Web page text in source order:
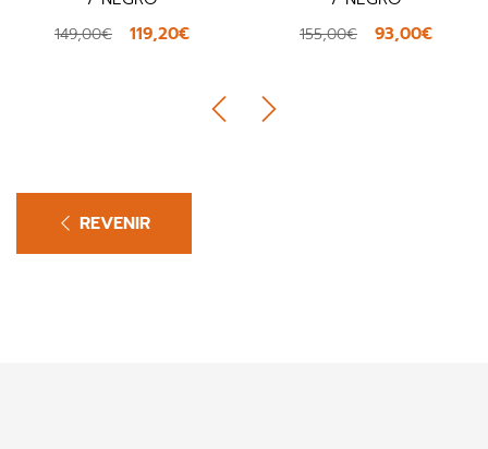
149,00€ 119,20€ 155,00€ 93,00€
REVENIR